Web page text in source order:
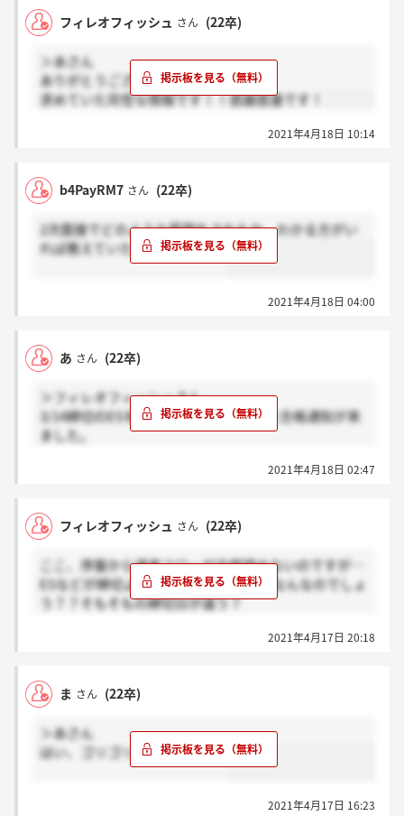
フィレオフィッシュ さん (22卒)
＞あさん
ありがとうございます…！
求めていた完璧な情報です！！感謝感激です！
2021年4月18日 10:14
b4PayRM7 さん (22卒)
2次面接でどのような質問をされたか、わかる方がい
れば教えていただきたいです。
2021年4月18日 04:00
あ さん (22卒)
＞フィレオフィッシュさん
3/14締切のESを3月頭に提出し、3/11に合格通知が来
ました。
面接、4月頭に三次面接、4月中旬に最終面接を受けま
先週末から、順次内定が出ているようです。
このフローは、インターン参加&インターン優秀者が
2021年4月18日 02:47
フィレオフィッシュ さん (22卒)
ここ、序盤から選考フローが全然読めないのですが…
ESなどが締切より前に通過してる人はなんなのでしょ
う？？そもそもの締切日が違う？
教えていただけませんか？お願いします。2021年4月17日 20:18
ま さん (22卒)
＞あさん
はい、ゴリゴリに圧迫でしたよ
2021年4月17日 16:23